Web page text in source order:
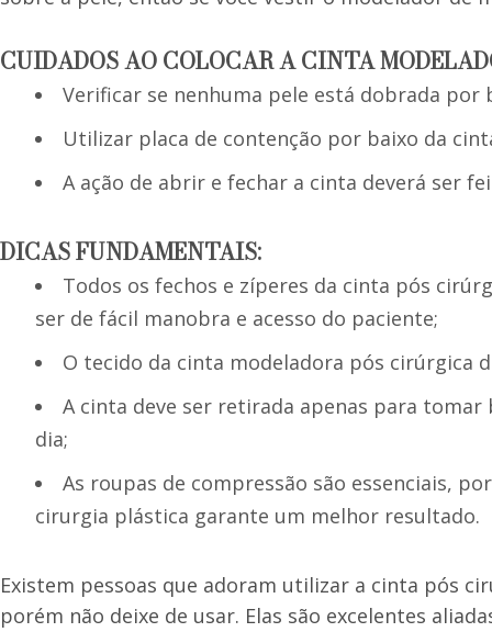
CUIDADOS AO COLOCAR A CINTA
Verificar se nenhuma pele está dobrada por
Utilizar placa de contenção por baixo da
A ação de abrir e fechar a cinta deverá ser
DICAS FUNDAMENTAIS:
Todos os fechos e zíperes da cinta pós
ser de fácil manobra e acesso do paciente;
O tecido da cinta modeladora pós cirúrgica
A cinta deve ser retirada apenas para
dia;
As roupas de compressão são essenciais,
cirurgia plástica garante um melhor resultado.
Existem pessoas que adoram utilizar a cinta pós
porém não deixe de usar. Elas são excelentes